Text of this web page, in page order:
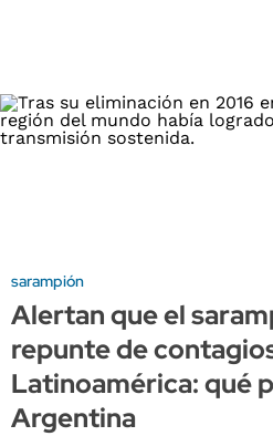
sarampión
Alertan que el
repunte de
Latinoamérica: qué
Argentina